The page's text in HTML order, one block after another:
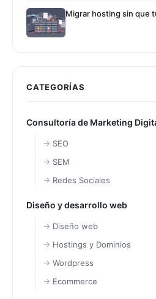
Migrar hosting sin que
CATEGORÍAS
Consultoría de Marketing
SEO
SEM
Redes Sociales
Diseño y desarrollo web
Diseño web
Hostings y Dominios
Wordpress
Ecommerce